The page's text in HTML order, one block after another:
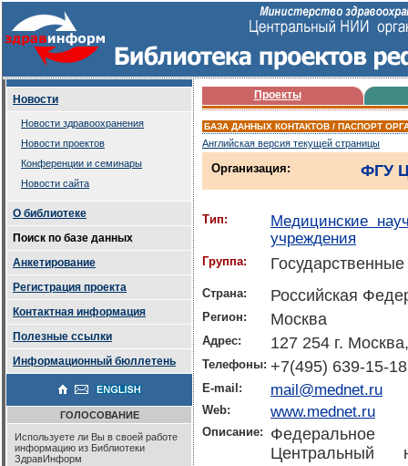
Новости
Новости здравоохранения
Новости проектов
Конференции и семинары
Новости сайта
О библиотеке
Поиск по базе данных
Анкетирование
Регистрация проекта
Контактная информация
Полезные ссылки
Информационный бюллетень
ГОЛОСОВАНИЕ
Используете ли Вы в своей работе
информацию из Библиотеки
ЗдравИнформ
Проекты
БАЗА ДАННЫХ КОНТАКТОВ / ПАСПОРТ
Английская версия текущей страницы
Организация: ФГУ
Тип:
Медицинские
учреждения
Группа:
Страна: Российская
Регион: Москва
Адрес: 127 254 г.
Телефоны: +7(495) 639-15-
E-mail: mail@mednet.ru
Web: www.mednet.ru
Описание:
Федеральное
Центральный